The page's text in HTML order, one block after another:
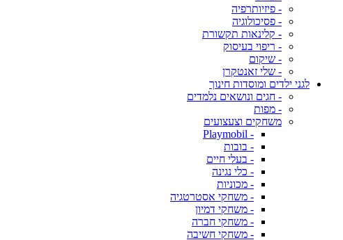
- פיזיותרפיה
- פסיכולוגיה
- קלינאות תקשורת
- ריפוי בעיסוק
- שיקום
- שלי זאנטקרן
לגני ילדים ומוסדות חינוך
- חגים ונושאים נלמדים
- מפות
משחקים וצעצועים
- Playmobil
- בובות
- בעלי חיים
- כלי נגינה
- מכוניות
- משחקי אסטרטגיה
- משחקי דמיון
- משחקי חברה
- משחקי חשיבה